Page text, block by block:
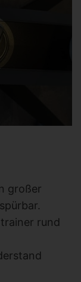
großer
rund